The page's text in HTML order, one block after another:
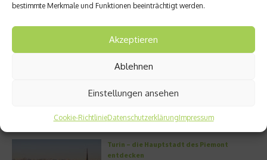
bestimmte Merkmale und Funktionen beeinträchtigt werden.
Akzeptieren
Ablehnen
Einstellungen ansehen
Cookie-RichtlinieDatenschutzerklärungImpressum
Kann man Hunde vegan ernähren?
Turin – die Hauptstadt des Piemont
entdecken